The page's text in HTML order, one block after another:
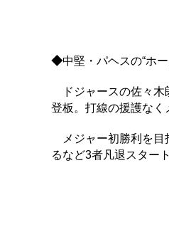
◆中堅・パヘスの“ホ
ドジャースの佐々木
登板。打線の援護なく
メジャー初勝利を目
るなど3者凡退スター